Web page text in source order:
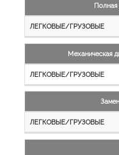
Полная
Механическая